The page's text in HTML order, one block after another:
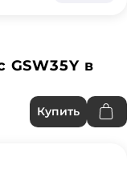
GSW35Y в
Купить